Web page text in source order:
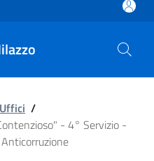
Uffici /
- 4° Servizio -